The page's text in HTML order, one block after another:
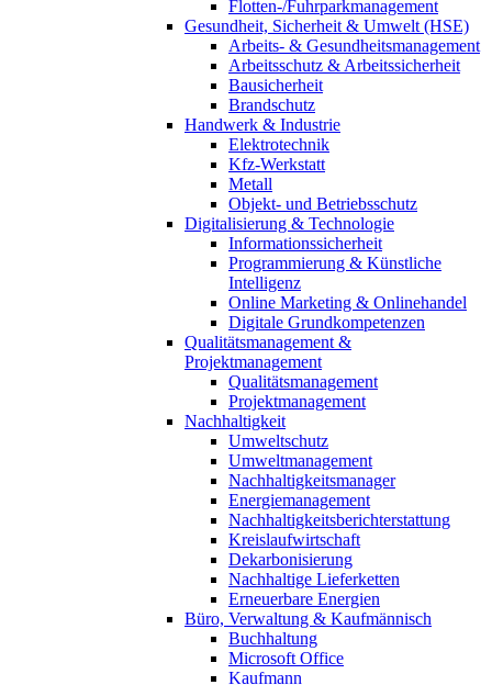
Flotten-/Fuhrparkmanagement
Gesundheit, Sicherheit & Umwelt (HSE)
Arbeits- & Gesundheitsmanagement
Arbeitsschutz & Arbeitssicherheit
Bausicherheit
Brandschutz
Handwerk & Industrie
Elektrotechnik
Kfz-Werkstatt
Metall
Objekt- und Betriebsschutz
Digitalisierung & Technologie
Informationssicherheit
Programmierung & Künstliche
Intelligenz
Online Marketing & Onlinehandel
Digitale Grundkompetenzen
Qualitätsmanagement &
Projektmanagement
Qualitätsmanagement
Projektmanagement
Nachhaltigkeit
Umweltschutz
Umweltmanagement
Nachhaltigkeitsmanager
Energiemanagement
Nachhaltigkeitsberichterstattung
Kreislaufwirtschaft
Dekarbonisierung
Nachhaltige Lieferketten
Erneuerbare Energien
Büro, Verwaltung & Kaufmännisch
Buchhaltung
Microsoft Office
Kaufmann